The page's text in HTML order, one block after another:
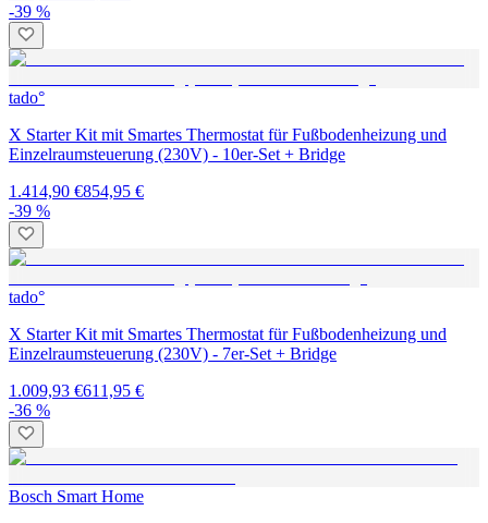
-39 %
tado°
X Starter Kit mit Smartes Thermostat für Fußbodenheizung und
Einzelraumsteuerung (230V) - 10er-Set + Bridge
1.414,90 €854,95 €
-39 %
tado°
X Starter Kit mit Smartes Thermostat für Fußbodenheizung und
Einzelraumsteuerung (230V) - 7er-Set + Bridge
1.009,93 €611,95 €
-36 %
Bosch Smart Home